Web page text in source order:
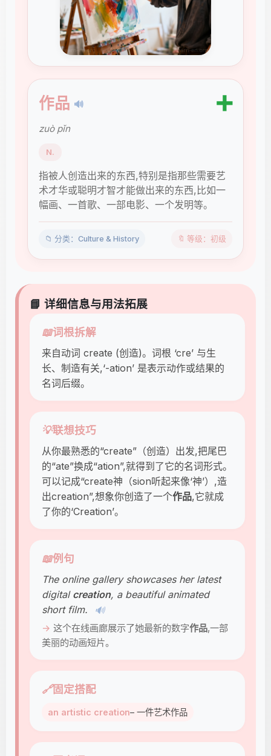
作品 🔊 ➕
zuò pǐn
N.
指被人创造出来的东西,特别是指那些需要艺
术才华或聪明才智才能做出来的东西,比如一
幅画、一首歌、一部电影、一个发明等。
📁 分类：Culture & History 🔖 等级：初级
📘 详细信息与用法拓展
📖词根拆解
来自动词 create (创造)。词根 ‘cre’ 与生
长、制造有关,‘-ation’ 是表示动作或结果的
名词后缀。
💡联想技巧
从你最熟悉的“create”（创造）出发,把尾巴
的“ate”换成“ation”,就得到了它的名词形式。
可以记成“create神（sion听起来像‘神’）,造
出creation”,想象你创造了一个作品,它就成
了你的‘Creation’。
📖例句
The online gallery showcases her latest
digital creation, a beautiful animated
short film.
🔊
这个在线画廊展示了她最新的数字作品,一部
美丽的动画短片。
🔗固定搭配
an artistic creation– 一件艺术作品